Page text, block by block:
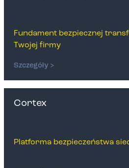
Fundament bezpiecznej
Twojej firmy
Szczegóły >
Cortex
Platforma bezpieczeństwa